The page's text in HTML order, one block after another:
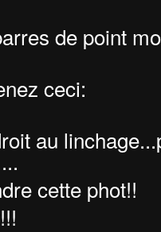
de point
ceci:
au
cette phot!!